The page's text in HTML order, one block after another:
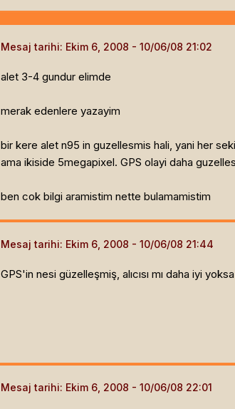
Mesaj tarihi: Ekim 6, 2008
alet 3-4 gundur elimde
merak edenlere yazayim
bir kere alet n95 in guzellesmis hali, yani her
ama ikiside 5megapixel. GPS olayi daha
ben cok bilgi aramistim nette bulamamistim
Mesaj tarihi: Ekim 6, 2008
GPS'in nesi güzelleşmiş, alıcısı mı daha iyi
Mesaj tarihi: Ekim 6, 2008